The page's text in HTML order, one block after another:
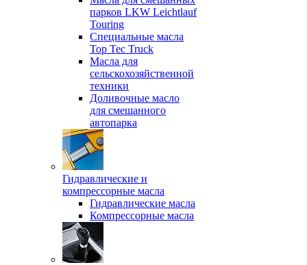
парков LKW Leichtlauf
Touring
Специальные масла
Top Tec Truck
Масла для
сельскохозяйственной
техники
Доливочные масло
для смешанного
автопарка
Гидравлические и
компрессорные масла
Гидравлические масла
Компрессорные масла